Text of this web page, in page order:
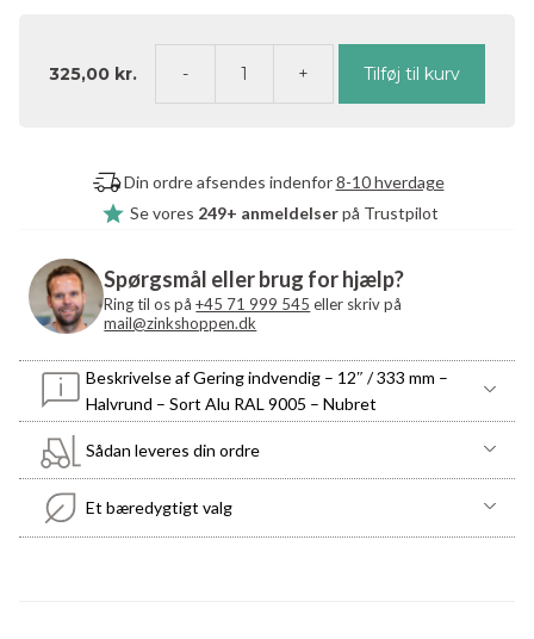
325,00 kr.
Gering
/
333
Halvrund
Alu
RAL
9005
Nubret
Tilføj til kurv
Din ordre afsendes indenfor8-10 hverdage
Se vores 249+ anmeldelserpå Trustpilot
Spørgsmål eller brug for hjælp?
Ring til os på+45 71 999 545 eller skriv på
mail@zinkshoppen.dk
Beskrivelse af Gering indvendig – 12″ / 333 mm –
Halvrund – Sort Alu RAL 9005 – Nubret
Sådan leveres din ordre
Et bæredygtigt valg